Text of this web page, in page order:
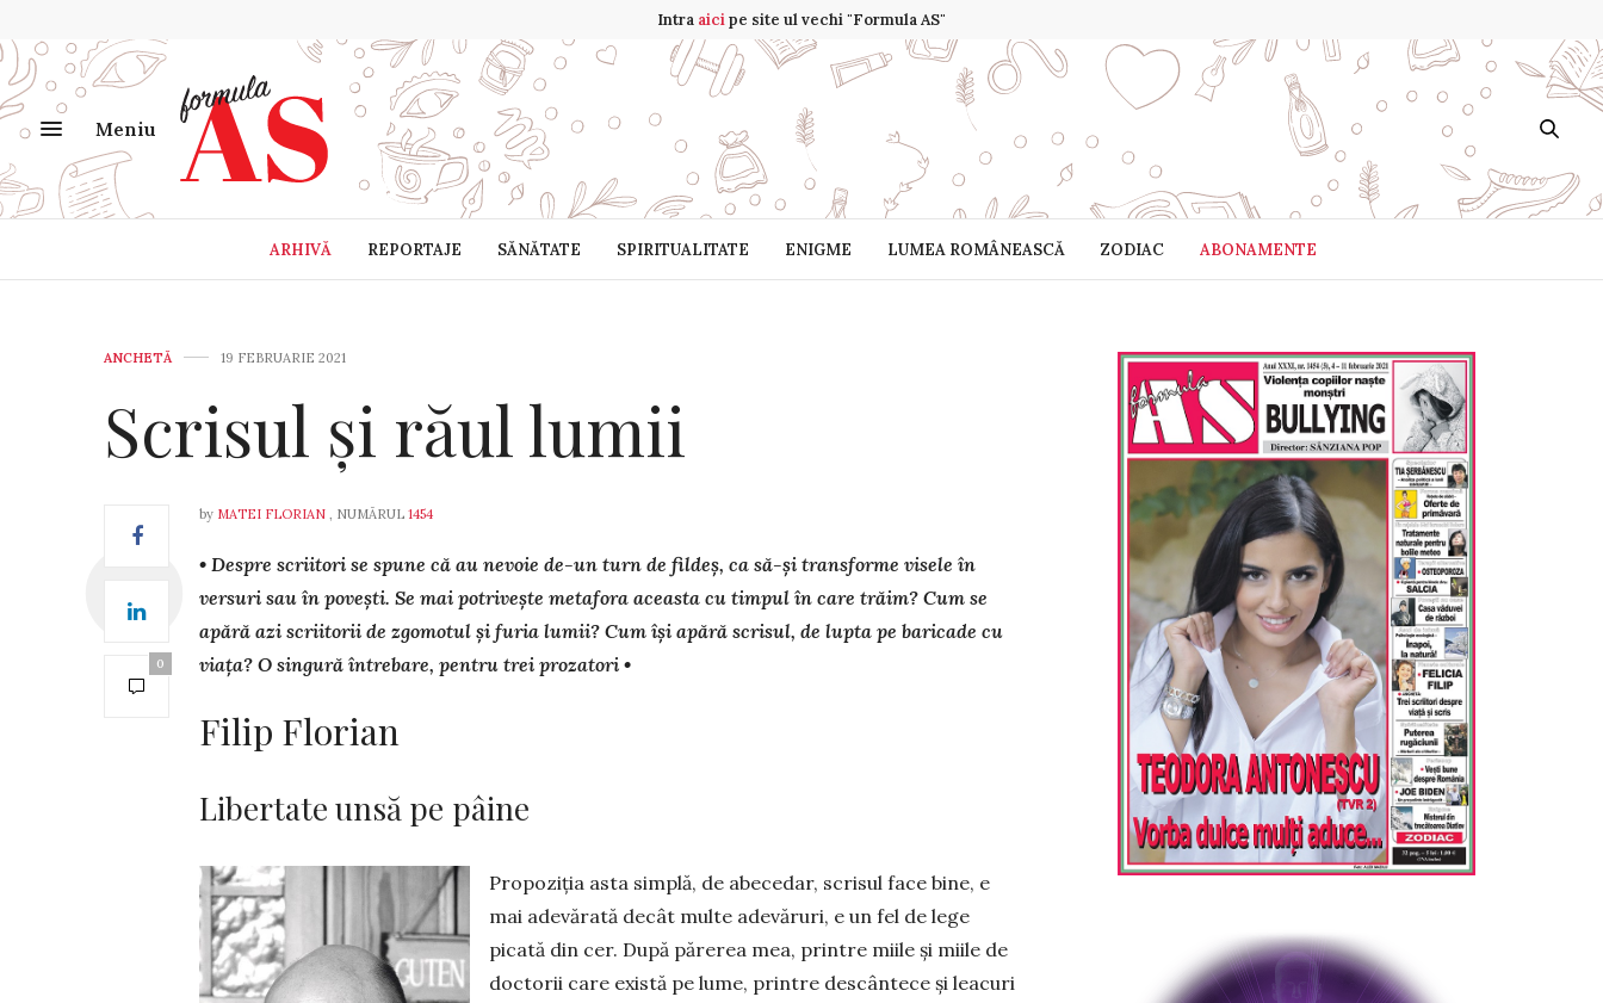
Intra aicipe site ul vechi "Formula AS"
Meniu
ARHIVĂ REPORTAJE SĂNĂTATE SPIRITUALITATE ENIGME LUMEA ROMÂNEASCĂ ZODIAC ABONAMENTE
ANCHETĂ 19 FEBRUARIE 2021
Scrisul și răul lumii
0
by MATEI FLORIAN , NUMĂRUL 1454
• Despre scriitori se spune că au nevoie de-un turn de fildeș, ca să-și transforme visele în
versuri sau în povești. Se mai potrivește metafora aceasta cu timpul în care trăim? Cum se
apără azi scriitorii de zgomotul și furia lumii? Cum își apără scrisul, de lupta pe baricade cu
viața? O singură întrebare, pentru trei prozatori •
Filip Florian
Libertate unsă pe pâine
Propoziția asta simplă, de abecedar, scrisul face bine, e
mai adevărată decât multe adevăruri, e un fel de lege
picată din cer. După părerea mea, printre miile și miile de
doctorii care există pe lume, printre des­cântece și leacuri